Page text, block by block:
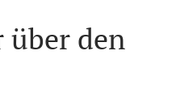
über den